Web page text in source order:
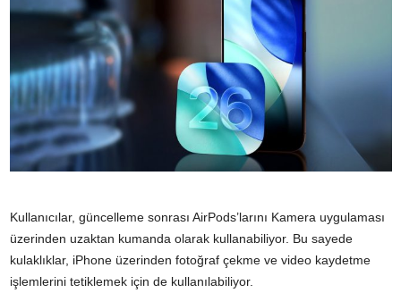
Kullanıcılar, güncelleme sonrası AirPods’larını Kamera uygulaması
üzerinden uzaktan kumanda olarak kullanabiliyor. Bu sayede
kulaklıklar, iPhone üzerinden fotoğraf çekme ve video kaydetme
işlemlerini tetiklemek için de kullanılabiliyor.